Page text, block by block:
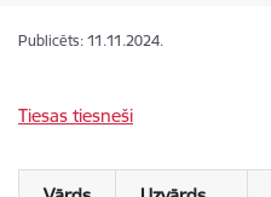
Publicēts: 11.11.2024.
Tiesas tiesneši